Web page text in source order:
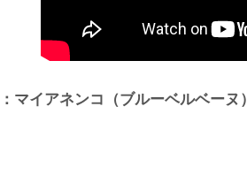
マイアネンコ（ブルーベルベーヌ）